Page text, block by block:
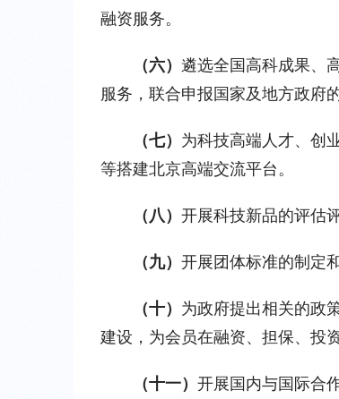
融资服务。
（六） 遴选全国高科成果、
服务，联合申报国家及地方政府
（七） 为科技高端人才、创
等搭建北京高端交流平台。
（八） 开展科技新品的评估
（九） 开展团体标准的制定
（十） 为政府提出相关的政
建设，为会员在融资、担保、投
（十一） 开展国内与国际合